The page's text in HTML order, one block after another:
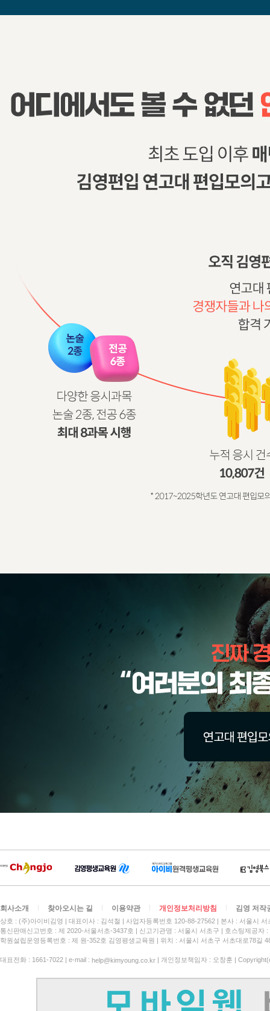
회사소개 찾아오시는 길 이용약관 개인정보처리방침 김영 저작
상호 : (주)아이비김영 대표이사 : 김석철 사업자등록번호 120-88-27562
본사 : 서울시
통신판매신고번호 : 제 2020-서울서초-3437호
신고기관명 : 서울시 서초구
호스팅제공자
학원설립운영등록번호 : 제 원-352호 김영평생교육원 | 위치 : 서울시 서초구 서초대로78길
대표전화 : 1661-7022 | e-mail : help@kimyoung.co.kr | 개인정보책임자 : 오창훈 |